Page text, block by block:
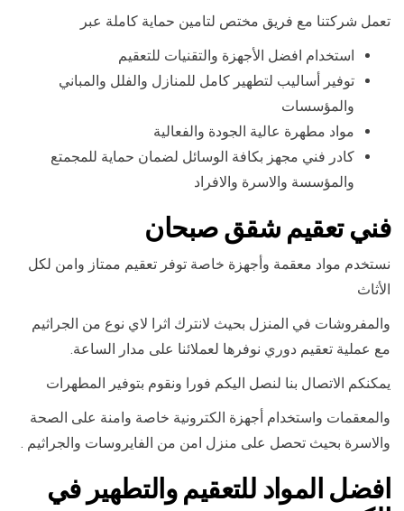
تعمل شركتنا مع فريق مختص لتامين حماية كاملة عبر
استخدام افضل الأجهزة والتقنيات للتعقيم
توفير أساليب لتطهير كامل للمنازل والفلل والمباني
والمؤسسات
مواد مطهرة عالية الجودة والفعالية
كادر فني مجهز بكافة الوسائل لضمان حماية للمجمتع
والمؤسسة والاسرة والافراد
فني تعقيم شقق صبحان
نستخدم مواد معقمة وأجهزة خاصة توفر تعقيم ممتاز وامن لكل
الأثاث
والمفروشات في المنزل بحيث لانترك اثرا لاي نوع من الجراثيم
مع عملية تعقيم دوري نوفرها لعملائنا على مدار الساعة.
يمكنكم الاتصال بنا لنصل اليكم فورا ونقوم بتوفير المطهرات
والمعقمات واستخدام أجهزة الكترونية خاصة وامنة على الصحة
والاسرة بحيث تحصل على منزل امن من الفايروسات والجراثيم .
افضل المواد للتعقيم والتطهير في